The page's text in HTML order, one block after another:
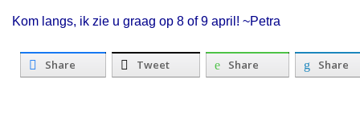
Kom langs, ik zie u graag op 8 of 9 april! ~Petra
Share Tweet Share Share